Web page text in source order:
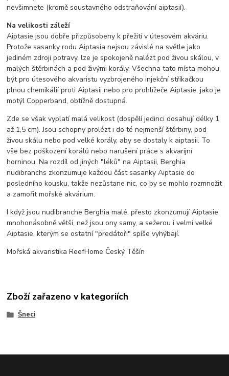
nevšimnete (kromě soustavného odstraňování aiptasií).
Na velikosti záleží
Aiptasie jsou dobře přizpůsobeny k přežití v útesovém akváriu.
Protože sasanky rodu Aiptasia nejsou závislé na světle jako
jediném zdroji potravy, lze je spokojeně nalézt pod živou skálou, v
malých štěrbinách a pod živými korály. Všechna tato místa mohou
být pro útesového akvaristu vyzbrojeného injekční stříkačkou
plnou chemikálií proti Aiptasii nebo pro prohlížeče Aiptasie, jako je
motýl Copperband, obtížně dostupná.
Zde se však vyplatí malá velikost (dospělí jedinci dosahují délky 1
až 1,5 cm). Jsou schopny prolézt i do té nejmenší štěrbiny, pod
živou skálu nebo pod velké korály, aby se dostaly k aiptasii. To
vše bez poškození korálů nebo narušení práce s akvarijní
horninou. Na rozdíl od jiných "léků" na Aiptasii, Berghia
nudibranchs zkonzumuje každou část sasanky Aiptasie do
posledního kousku, takže nezůstane nic, co by se mohlo rozmnožit
a zamořit mořské akvárium.
I když jsou nudibranche Berghia malé, přesto zkonzumují Aiptasie
mnohonásobně větší, než jsou ony samy, a sežerou i velmi velké
Aiptasie, kterým se ostatní "predátoři" spíše vyhýbají.
Mořská akvaristika ReefHome Český Těšín
Zboží zařazeno v kategoriích
Šneci